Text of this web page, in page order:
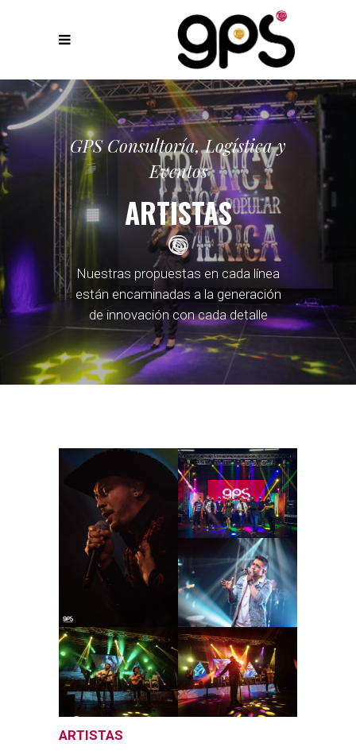
GPS Consultoría, Logística y
Eventos
ARTISTAS
Nuestras propuestas en cada línea
están encaminadas a la generación
de innovación con cada detalle
ARTISTAS
by GPS
ARTISTAS
by GPS
ARTISTAS
by GPS
ARTISTAS
by GPS
ARTISTAS
by GPS
ARTISTAS